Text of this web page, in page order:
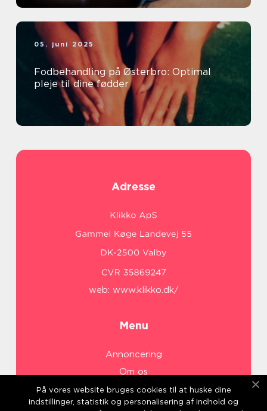
05. juni 2025
Fodbehandling på Østerbro: Optimal
pleje til dine fødder
Adresse
web: www.klikko.dk/
Menu
Annoncering
Om os
Cookies
Kontakt os
På vores website bruges cookies til at huske dine
indstillinger, statistik og personalisering af indhold og